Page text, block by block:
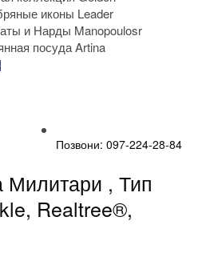
иконы Leader
и Нарды Manopoulosr
посуда Artina
Позвони: 097-224-28-84
Милитари , Тип
Realtree®,